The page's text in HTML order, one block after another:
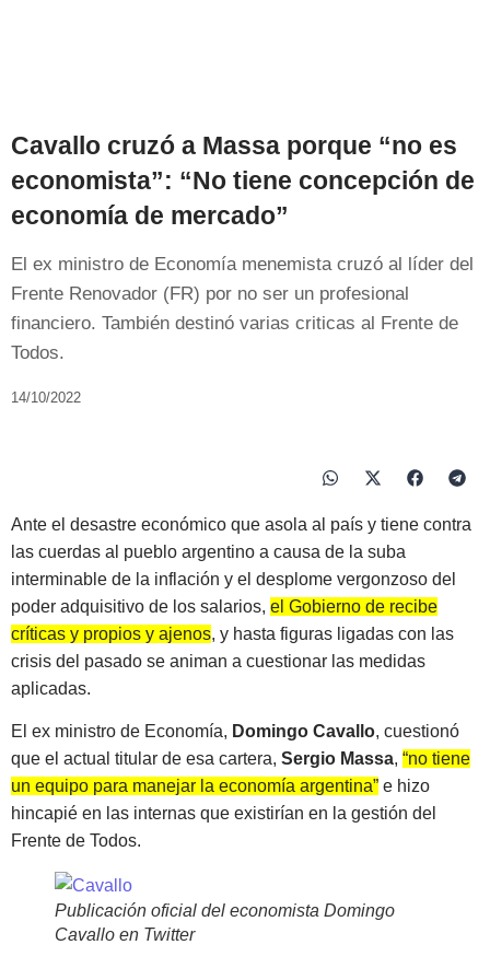
Cavallo cruzó a Massa porque “no es
economista”: “No tiene concepción de
economía de mercado”
El ex ministro de Economía menemista cruzó al líder del
Frente Renovador (FR) por no ser un profesional
financiero. También destinó varias criticas al Frente de
Todos.
14/10/2022
Ante el desastre económico que asola al país y tiene contra
las cuerdas al pueblo argentino a causa de la suba
interminable de la inflación y el desplome vergonzoso del
poder adquisitivo de los salarios, el Gobierno de recibe
críticas y propios y ajenos, y hasta figuras ligadas con las
crisis del pasado se animan a cuestionar las medidas
aplicadas.
El ex ministro de Economía, Domingo Cavallo, cuestionó
que el actual titular de esa cartera, Sergio Massa, “no tiene
un equipo para manejar la economía argentina” e hizo
hincapié en las internas que existirían en la gestión del
Frente de Todos.
Publicación oficial del economista Domingo
Cavallo en Twitter